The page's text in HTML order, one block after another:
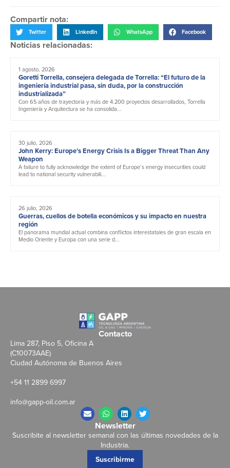
Compartir nota:
Twitter LinkedIn WhatsApp Facebook
Noticias relacionadas:
1 agosto, 2026
Goretti Torrella, consejera delegada de Torrella: “El futuro de la
ingeniería industrial pasa, sin duda, por la construcción
industrializada”
Con 65 años de trayectoria y más de 4.200 proyectos desarrollados, Torrella
Ingeniería y Arquitectura se ha consolida...
30 julio, 2026
John Kerry: Europe’s Energy Crisis Is a Bigger Threat Than Any
Weapon
A failure to fully acknowledge the extent of Europe’s energy insecurities could
lead to national security vulnerabili...
26 julio, 2026
Guerras, cuellos de botella económicos y su impacto en nuestra
región
El panorama mundial actual combina conflictos interestatales de gran escala en
Medio Oriente y Europa con una serie d...
Contacto
Lima 287, Piso 5, Oficina A
(C10073AAE)
Ciudad Autónoma de Buenos Aires
+54 11 2899 6997
info@gapp-oil.com.ar
Newsletter
Suscribite al newsletter semanal con las últimas novedades de la
Industria.
Suscribirme